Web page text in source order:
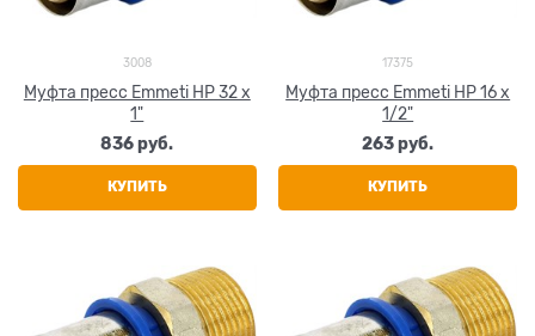
3008
Муфта пресс Emmeti НР 32 х
1"
836 руб.
КУПИТЬ
17375
Муфта пресс Emmeti НР 16 х
1/2"
263 руб.
КУПИТЬ